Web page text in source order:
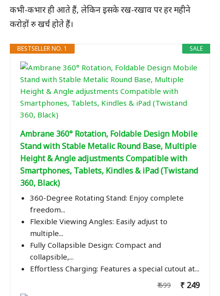
कभी-कभार ही आते हैं, लेकिन इसके रख-रखाव पर हर महीने
करोड़ों रु खर्च होते हैं।
SALE
BESTSELLER NO. 1
Ambrane 360° Rotation, Foldable Design Mobile
Stand with Stable Metalic Round Base, Multiple
Height & Angle adjustments Compatible with
Smartphones, Tablets, Kindles & iPad (Twistand
360, Black)
360-Degree Rotating Stand: Enjoy complete
freedom...
Flexible Viewing Angles: Easily adjust to
multiple...
Fully Collapsible Design: Compact and
collapsible,...
Effortless Charging: Features a special cutout at...
₹ 699 ₹ 249